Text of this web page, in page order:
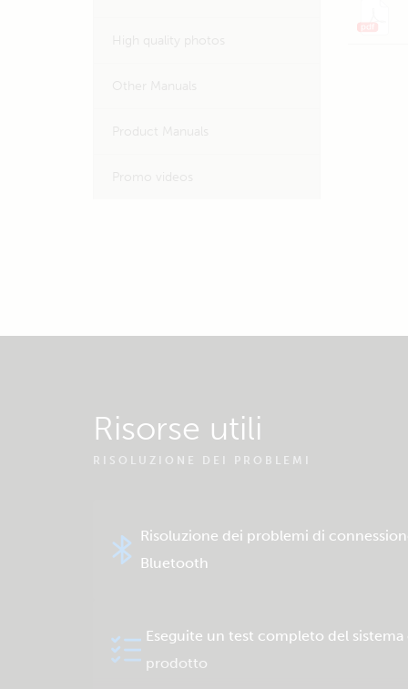
Risorse utili
RISOLUZIONE DEI PROBLEMI
Risoluzione dei problemi di
Bluetooth
Eseguite un test completo del sistema
prodotto